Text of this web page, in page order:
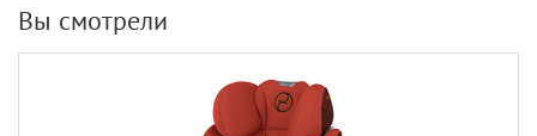
Вы смотрели